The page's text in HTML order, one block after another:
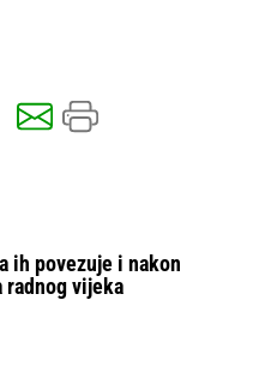
ih povezuje i nakon
radnog vijeka